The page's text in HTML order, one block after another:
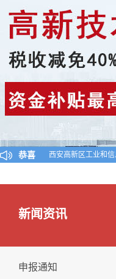
恭喜
西安高新区工业和
对陕西省认定机构
新闻资讯
申报通知